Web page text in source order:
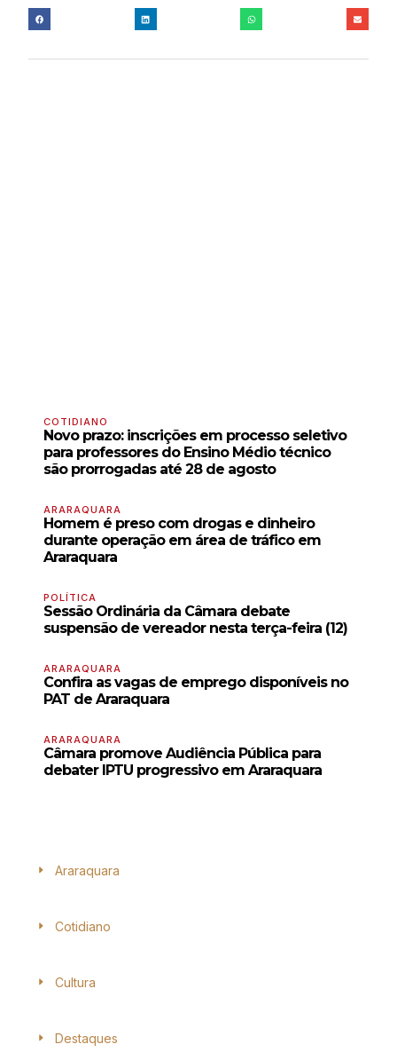
COTIDIANO
Novo prazo: inscrições em processo seletivo
para professores do Ensino Médio técnico
são prorrogadas até 28 de agosto
ARARAQUARA
Homem é preso com drogas e dinheiro
durante operação em área de tráfico em
Araraquara
POLÍTICA
Sessão Ordinária da Câmara debate
suspensão de vereador nesta terça-feira (12)
ARARAQUARA
Confira as vagas de emprego disponíveis no
PAT de Araraquara
ARARAQUARA
Câmara promove Audiência Pública para
debater IPTU progressivo em Araraquara
Araraquara
Cotidiano
Cultura
Destaques